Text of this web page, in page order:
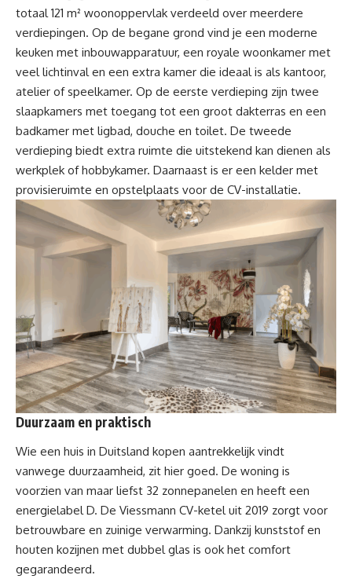
totaal 121 m² woonoppervlak verdeeld over meerdere
verdiepingen. Op de begane grond vind je een moderne
keuken met inbouwapparatuur, een royale woonkamer met
veel lichtinval en een extra kamer die ideaal is als kantoor,
atelier of speelkamer. Op de eerste verdieping zijn twee
slaapkamers met toegang tot een groot dakterras en een
badkamer met ligbad, douche en toilet. De tweede
verdieping biedt extra ruimte die uitstekend kan dienen als
werkplek of hobbykamer. Daarnaast is er een kelder met
provisieruimte en opstelplaats voor de CV-installatie.
Duurzaam en praktisch
Wie een huis in Duitsland kopen aantrekkelijk vindt
vanwege duurzaamheid, zit hier goed. De woning is
voorzien van maar liefst 32 zonnepanelen en heeft een
energielabel D. De Viessmann CV-ketel uit 2019 zorgt voor
betrouwbare en zuinige verwarming. Dankzij kunststof en
houten kozijnen met dubbel glas is ook het comfort
gegarandeerd.